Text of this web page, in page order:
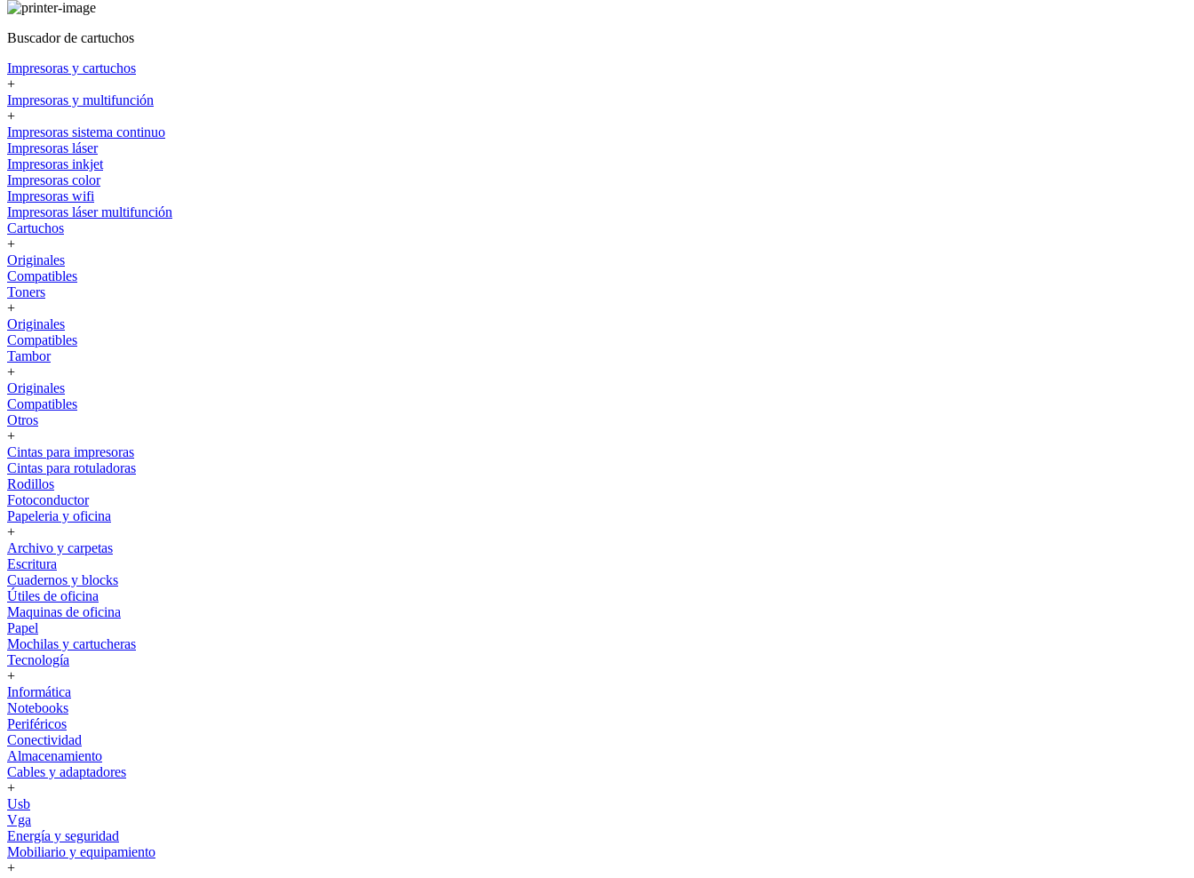
Buscador de cartuchos
Impresoras y cartuchos
+
Impresoras y multifunción
+
Impresoras sistema continuo
Impresoras láser
Impresoras inkjet
Impresoras color
Impresoras wifi
Impresoras láser multifunción
Cartuchos
+
Originales
Compatibles
Toners
+
Originales
Compatibles
Tambor
+
Originales
Compatibles
Otros
+
Cintas para impresoras
Cintas para rotuladoras
Rodillos
Fotoconductor
Papeleria y oficina
+
Archivo y carpetas
Escritura
Cuadernos y blocks
Útiles de oficina
Maquinas de oficina
Papel
Mochilas y cartucheras
Tecnología
+
Informática
Notebooks
Periféricos
Conectividad
Almacenamiento
Cables y adaptadores
+
Usb
Vga
Energía y seguridad
Mobiliario y equipamiento
+